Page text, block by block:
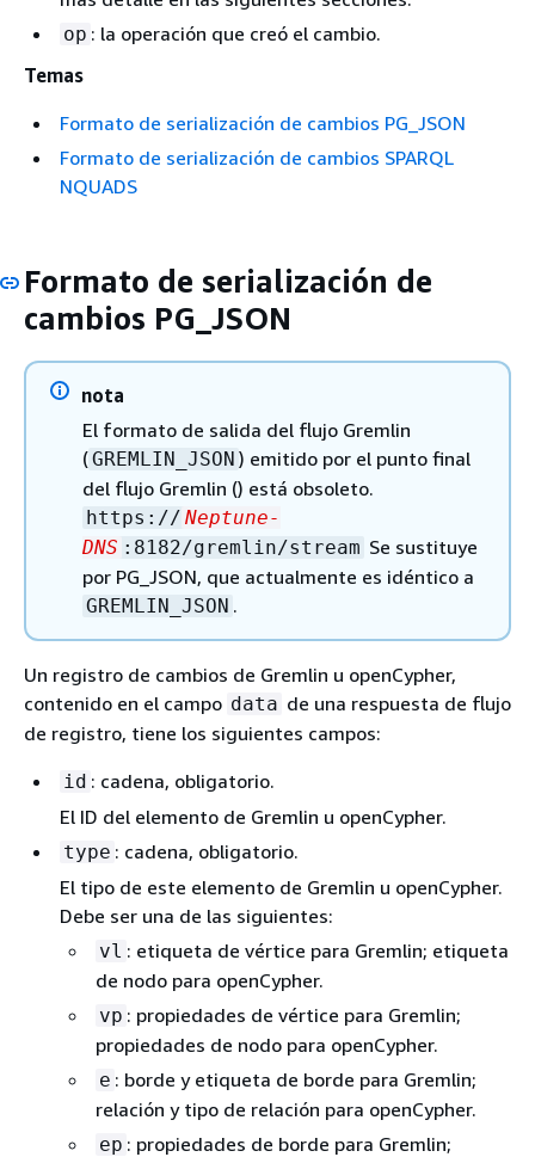
op : la operación que creó el cambio.
Temas
Formato de serialización de cambios PG_JSON
Formato de serialización de cambios SPARQL
NQUADS
Formato de serialización de
cambios PG_JSON
nota
El formato de salida del flujo Gremlin
(GREMLIN_JSON ) emitido por el punto final
del flujo Gremlin () está obsoleto.
https:// Neptune-
DNS :8182/gremlin/stream Se sustituye
por PG_JSON, que actualmente es idéntico a
GREMLIN_JSON .
Un registro de cambios de Gremlin u openCypher,
contenido en el campo data de una respuesta de flujo
de registro, tiene los siguientes campos:
id : cadena, obligatorio.
El ID del elemento de Gremlin u openCypher.
type : cadena, obligatorio.
El tipo de este elemento de Gremlin u openCypher.
Debe ser una de las siguientes:
vl : etiqueta de vértice para Gremlin; etiqueta
de nodo para openCypher.
vp : propiedades de vértice para Gremlin;
propiedades de nodo para openCypher.
e : borde y etiqueta de borde para Gremlin;
relación y tipo de relación para openCypher.
ep : propiedades de borde para Gremlin;